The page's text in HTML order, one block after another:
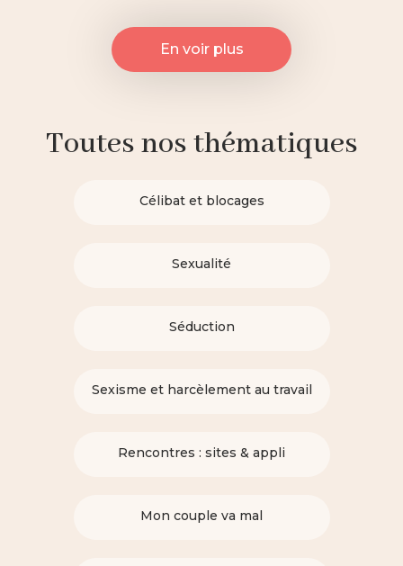
En voir plus
Toutes nos thématiques
Célibat et blocages
Sexualité
Séduction
Sexisme et harcèlement au travail
Rencontres : sites & appli
Mon couple va mal